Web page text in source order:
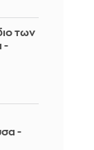
των
-
-